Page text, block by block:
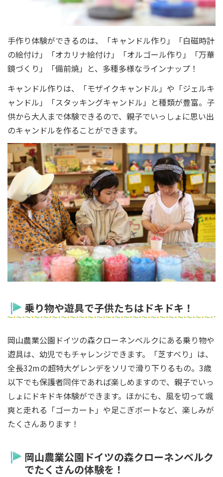
手作り体験ができるのは、「キャンドル作り」「白磁時計
の絵付け」「オカリナ絵付け」「オルゴール作り」「万華
鏡づくり」「備前焼」と、多種多様なラインナップ！
キャンドル作りは、「モザイクキャンドル」や「ジェルキ
ャンドル」「スタッキングキャンドル」と種類が豊富。子
供から大人まで体験できるので、親子でいっしょに思い出
のキャンドルを作ることができます。
乗り物や遊具で子供たちはドキドキ！
岡山農業公園ドイツの森クローネンベルクにある乗り物や
遊具は、幼児でもチャレンジできます。「芝すべり」は、
全長32mの超特大ゲレンデをソリで滑り下りるもの。3歳
以下でも保護者同伴であれば楽しめますので、親子でいっ
しょにドキドキ体験ができます。ほかにも、風を切って颯
爽と走れる「ゴーカート」や足こぎボートなど、楽しみが
たくさんあります！
岡山農業公園ドイツの森クローネンベルク
でたくさんの体験を！